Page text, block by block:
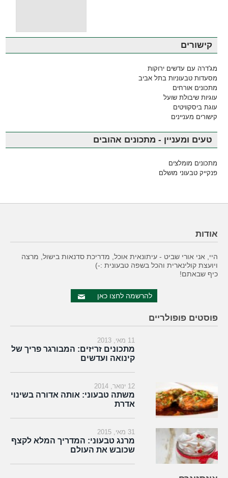
קישורים
מג'דרה עם עדשים ירוקות
מסעדות טבעוניות בתל אביב
מתכונים אורחים
עוגיות שיבולת שועל
עוגת ביסקוויטים
קישורים מעניינים
טעים ומעניין - מתכונים אהובים
מתכונים מומלצים
פנקייק טבעוני מושלם
אודות
היי, אני אורי שביט - עיתונאית אוכל, מדריכת סדנאות בישול, מרצה
ויועצת קולינארית והכל בשפה טבעונית :-)
כיף שבאתם!
להרשמה לחצו כאן
פוסטים פופולריים
11 מאי, 2013
מתכונים זריזים: המבורגר פריך של
קינואה ועדשים
12 ינואר, 2014
משתה טבעוני: אותה אדורה בשינוי
אדרת
31 מאי, 2015
מרנג טבעוני: המדריך המלא לקצף
שכובש את העולם